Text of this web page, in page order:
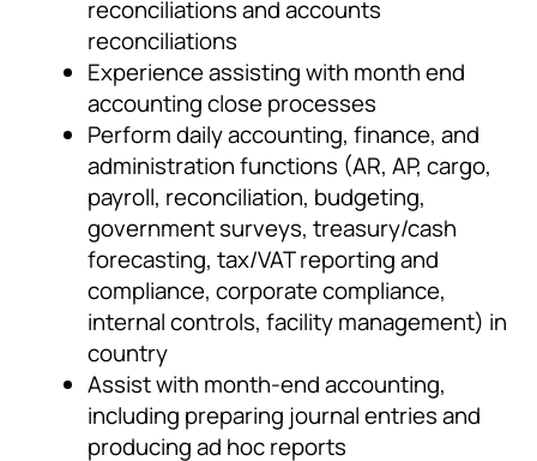
reconciliations and accounts
reconciliations
Experience assisting with month end
accounting close processes
Perform daily accounting, finance, and
administration functions (AR, AP, cargo,
payroll, reconciliation, budgeting,
government surveys, treasury/cash
forecasting, tax/VAT reporting and
compliance, corporate compliance,
internal controls, facility management) in
country
Assist with month-end accounting,
including preparing journal entries and
producing ad hoc reports